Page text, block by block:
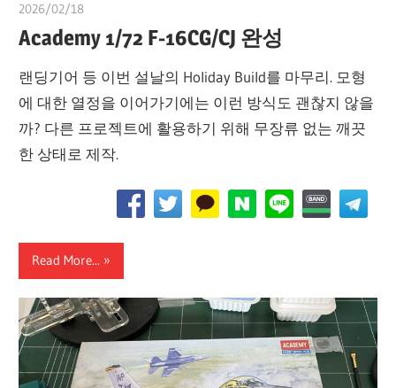
2026/02/18
Academy 1/72 F-16CG/CJ 완성
랜딩기어 등 이번 설날의 Holiday Build를 마무리. 모형
에 대한 열정을 이어가기에는 이런 방식도 괜찮지 않을
까? 다른 프로젝트에 활용하기 위해 무장류 없는 깨끗
한 상태로 제작.
Read More...